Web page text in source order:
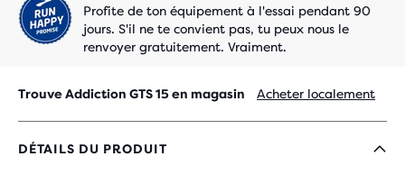
Profite de ton équipement à l'essai pendant 90
jours. S'il ne te convient pas, tu peux nous le
renvoyer gratuitement. Vraiment.
Trouve Addiction GTS 15 en magasin Acheter localement
DÉTAILS DU PRODUIT